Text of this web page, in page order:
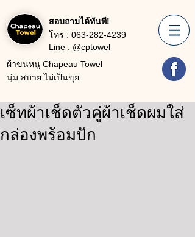
สอบถามได้ทันที!
โทร : 063-282-4239
Line : @cptowel
ผ้าขนหนู Chapeau Towel
นุ่ม สบาย ไม่เป็นขุย
เซ็ทผ้าเช็ดตัวคู่ผ้าเช็ดผมใส่
กล่องพร้อมปัก